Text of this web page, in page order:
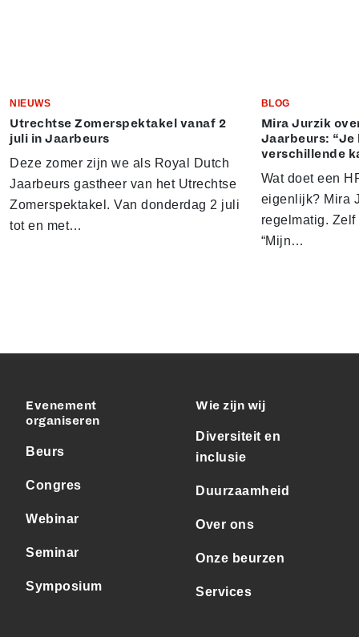
NIEUWS
Utrechtse Zomerspektakel vanaf 2
juli in Jaarbeurs
Deze zomer zijn we als Royal Dutch
Jaarbeurs gastheer van het Utrechtse
Zomerspektakel. Van donderdag 2 juli
tot en met…
BLOG
Mira Jurzik
Jaarbeurs: “Je
verschillende
Wat doet een
eigenlijk? Mira
regelmatig.
“Mijn…
Evenement
organiseren
Beurs
Congres
Webinar
Seminar
Symposium
Wie zijn wij
Diversiteit en
inclusie
Duurzaamheid
Over ons
Onze beurzen
Services